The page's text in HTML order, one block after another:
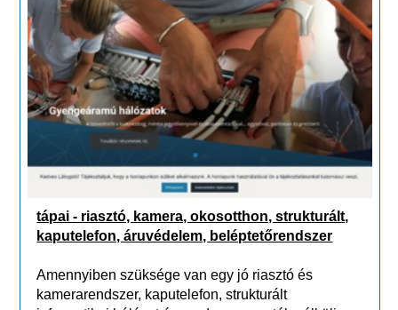
tápai - riasztó, kamera, okosotthon, strukturált,
kaputelefon, áruvédelem, beléptetőrendszer
Amennyiben szüksége van egy jó riasztó és
kamerarendszer, kaputelefon, strukturált